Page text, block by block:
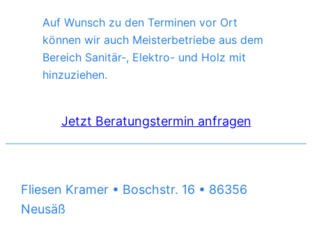
Auf Wunsch zu den Terminen vor Ort
können wir auch Meisterbetriebe aus dem
Bereich Sanitär-, Elektro- und Holz mit
hinzuziehen.
Jetzt Beratungstermin anfragen
Fliesen Kramer • Boschstr. 16 • 86356
Neusäß